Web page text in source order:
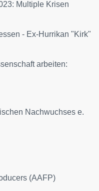
Multiple Krisen
- Ex-Hurrikan "Kirk"
arbeiten:
Nachwuchses e.
(AAFP)